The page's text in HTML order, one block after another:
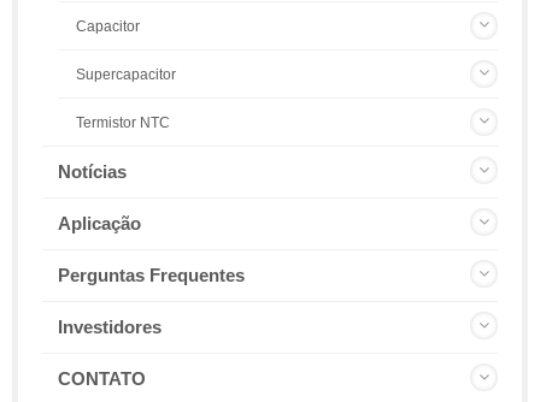
Capacitor
Supercapacitor
Termistor NTC
Notícias
Aplicação
Perguntas Frequentes
Investidores
CONTATO